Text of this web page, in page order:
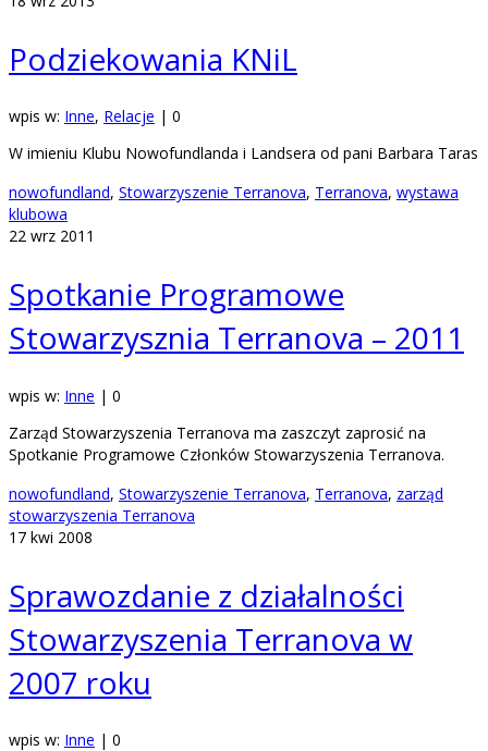
Podziekowania KNiL
wpis w: Inne, Relacje | 0
W imieniu Klubu Nowofundlanda i Landsera od pani Barbara Taras
nowofundland, Stowarzyszenie Terranova, Terranova, wystawa
klubowa
22 wrz 2011
Spotkanie Programowe
Stowarzysznia Terranova – 2011
wpis w: Inne | 0
Zarząd Stowarzyszenia Terranova ma zaszczyt zaprosić na
Spotkanie Programowe Członków Stowarzyszenia Terranova.
nowofundland, Stowarzyszenie Terranova, Terranova, zarząd
stowarzyszenia Terranova
17 kwi 2008
Sprawozdanie z działalności
Stowarzyszenia Terranova w
2007 roku
wpis w: Inne | 0